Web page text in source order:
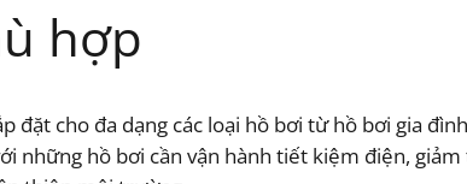
hợp
đặt cho đa dạng các loại hồ bơi từ hồ bơi gia
những hồ bơi cần vận hành tiết kiệm điện,